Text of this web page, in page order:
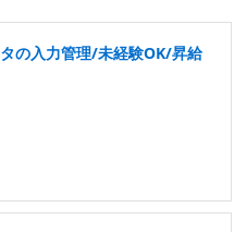
の入力管理/未経験OK/昇給